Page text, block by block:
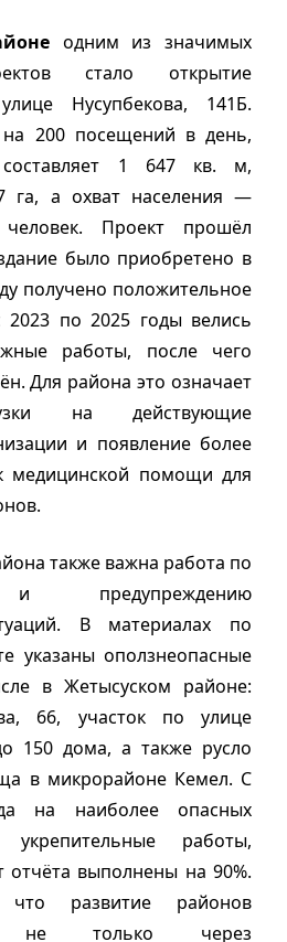
одним из значимых
стало открытие
Нусупбекова, 141Б.
на 200 посещений в день,
1 647 кв. м,
га, а охват населения —
Проект прошёл
было приобретено в
получено положительное
по 2025 годы велись
работы, после чего
Для района это означает
на действующие
и появление более
медицинской помощи для
также важна работа по
и предупреждению
В материалах по
указаны оползнеопасные
в Жетысуском районе:
66, участок по улице
150 дома, а также русло
в микрорайоне Кемел. С
на наиболее опасных
укрепительные работы,
выполнены на 90%.
что развитие районов
не только через